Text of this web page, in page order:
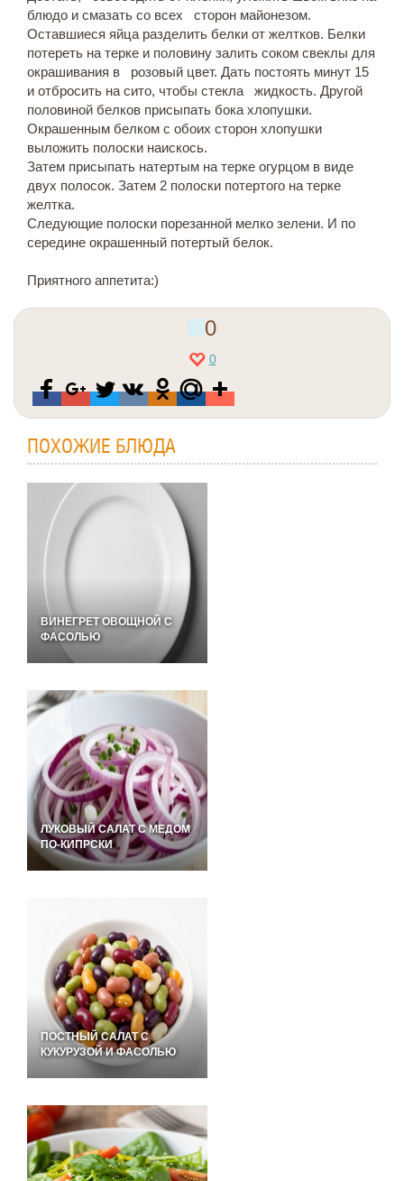
блюдо и смазать со всех сторон майонезом.
Оставшиеся яйца разделить белки от желтков. Белки
потереть на терке и половину залить соком свеклы для
окрашивания в розовый цвет. Дать постоять минут 15
и отбросить на сито, чтобы стекла жидкость. Другой
половиной белков присыпать бока хлопушки.
Окрашенным белком с обоих сторон хлопушки
выложить полоски наискось.
Затем присыпать натертым на терке огурцом в виде
двух полосок. Затем 2 полоски потертого на терке
желтка.
Следующие полоски порезанной мелко зелени. И по
середине окрашенный потертый белок.
Приятного аппетита:)
0
0
ПОХОЖИЕ БЛЮДА
ВИНЕГРЕТ ОВОЩНОЙ С
ФАСОЛЬЮ
ЛУКОВЫЙ САЛАТ С МЕДОМ
ПО-КИПРСКИ
ПОСТНЫЙ САЛАТ С
КУКУРУЗОЙ И ФАСОЛЬЮ